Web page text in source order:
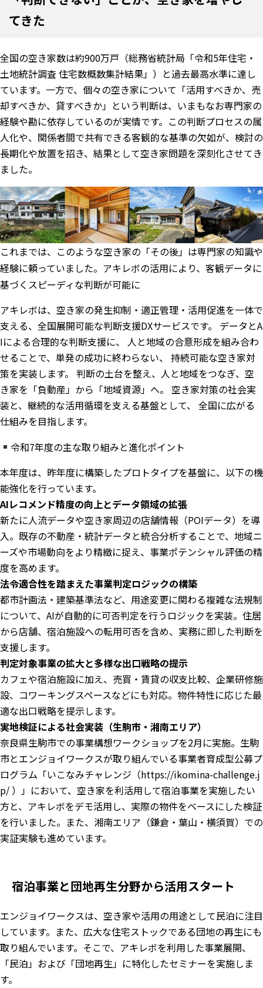
てきた
全国の空き家数は約900万戸（総務省統計局「令和5年住宅・
土地統計調査 住宅数概数集計結果」）と過去最高水準に達し
ています。一方で、個々の空き家について「活用すべきか、売
却すべきか、貸すべきか」という判断は、いまもなお専門家の
経験や勘に依存しているのが実情です。この判断プロセスの属
人化や、関係者間で共有できる客観的な基準の欠如が、検討の
長期化や放置を招き、結果として空き家問題を深刻化させてき
ました。
これまでは、このような空き家の「その後」は専門家の知識や
経験に頼っていました。アキレボの活用により、客観データに
基づくスピーディな判断が可能に
アキレボは、空き家の発生抑制・適正管理・活用促進を一体で
支える、全国展開可能な判断支援DXサービスです。 データとA
Iによる合理的な判断支援に、 人と地域の合意形成を組み合わ
せることで、単発の成功に終わらない、 持続可能な空き家対
策を実装します。 判断の土台を整え、人と地域をつなぎ、空
き家を「負動産」から「地域資源」へ。 空き家対策の社会実
装と、継続的な活用循環を支える基盤として、 全国に広がる
仕組みを目指します。
令和7年度の主な取り組みと進化ポイント
本年度は、昨年度に構築したプロトタイプを基盤に、以下の機
能強化を行っています。
AIレコメンド精度の向上とデータ領域の拡張
新たに人流データや空き家周辺の店舗情報（POIデータ）を導
入。既存の不動産・統計データと統合分析することで、地域ニ
ーズや市場動向をより精緻に捉え、事業ポテンシャル評価の精
度を高めます。
法令適合性を踏まえた事業判定ロジックの構築
都市計画法・建築基準法など、用途変更に関わる複雑な法規制
について、AIが自動的に可否判定を行うロジックを実装。住居
から店舗、宿泊施設への転用可否を含め、実務に即した判断を
支援します。
判定対象事業の拡大と多様な出口戦略の提示
カフェや宿泊施設に加え、売買・賃貸の収支比較、企業研修施
設、コワーキングスペースなどにも対応。物件特性に応じた最
適な出口戦略を提示します。
実地検証による社会実装（生駒市・湘南エリア）
奈良県生駒市での事業構想ワークショップを2月に実施。生駒
市とエンジョイワークスが取り組んでいる事業者育成型公募プ
ログラム「いこなみチャレンジ（https://ikomina-challenge.j
p/ ）」において、空き家を利活用して宿泊事業を実施したい
方と、アキレボをデモ活用し、実際の物件をベースにした検証
を行いました。また、湘南エリア（鎌倉・葉山・横須賀）での
実証実験も進めています。
宿泊事業と団地再生分野から活用スタート
エンジョイワークスは、空き家や活用の用途として民泊に注目
しています。また、広大な住宅ストックである団地の再生にも
取り組んでいます。そこで、アキレボを利用した事業展開、
「民泊」および「団地再生」に特化したセミナーを実施しま
す。